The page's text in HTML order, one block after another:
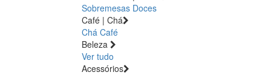
Sobremesas Doces
Café | Chá
Chá Café
Beleza
Ver tudo
Acessórios